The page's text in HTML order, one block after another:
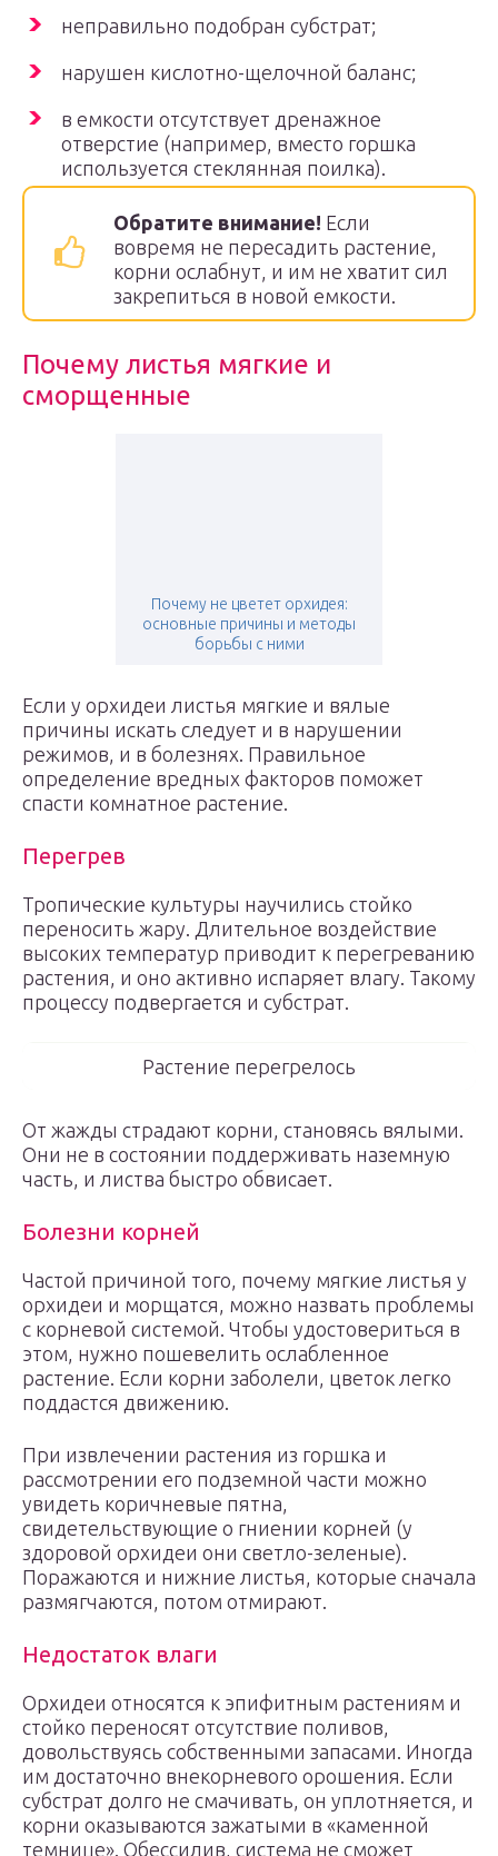
неправильно подобран субстрат;
нарушен кислотно-щелочной баланс;
в емкости отсутствует дренажное
отверстие (например, вместо горшка
используется стеклянная поилка).
Обратите внимание! Если
вовремя не пересадить растение,
корни ослабнут, и им не хватит сил
закрепиться в новой емкости.
Почему листья мягкие и
сморщенные
Почему не цветет орхидея:
основные причины и методы
борьбы с ними
Если у орхидеи листья мягкие и вялые
причины искать следует и в нарушении
режимов, и в болезнях. Правильное
определение вредных факторов поможет
спасти комнатное растение.
Перегрев
Тропические культуры научились стойко
переносить жару. Длительное воздействие
высоких температур приводит к перегреванию
растения, и оно активно испаряет влагу. Такому
процессу подвергается и субстрат.
Растение перегрелось
От жажды страдают корни, становясь вялыми.
Они не в состоянии поддерживать наземную
часть, и листва быстро обвисает.
Болезни корней
Частой причиной того, почему мягкие листья у
орхидеи и морщатся, можно назвать проблемы
с корневой системой. Чтобы удостовериться в
этом, нужно пошевелить ослабленное
растение. Если корни заболели, цветок легко
поддастся движению.
При извлечении растения из горшка и
рассмотрении его подземной части можно
увидеть коричневые пятна,
свидетельствующие о гниении корней (у
здоровой орхидеи они светло-зеленые).
Поражаются и нижние листья, которые сначала
размягчаются, потом отмирают.
Недостаток влаги
Орхидеи относятся к эпифитным растениям и
стойко переносят отсутствие поливов,
довольствуясь собственными запасами. Иногда
им достаточно внекорневого орошения. Если
субстрат долго не смачивать, он уплотняется, и
корни оказываются зажатыми в «каменной
темнице». Обессилив, система не сможет